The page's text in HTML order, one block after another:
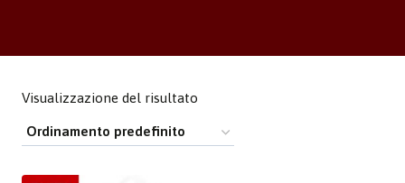
Visualizzazione del risultato